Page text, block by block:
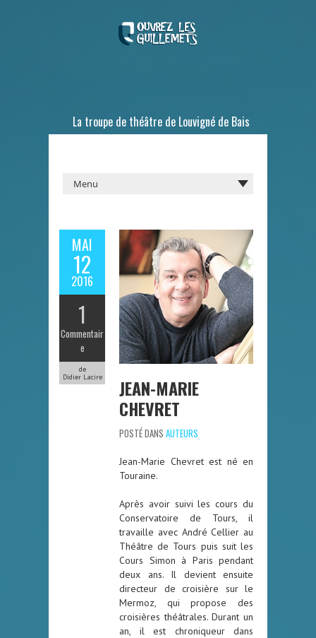
La troupe de théâtre de Louvigné de Bais
MAI
12
2016
1
Commentair
e
de
Didier Lacire
JEAN-MARIE
CHEVRET
POSTÉ DANS AUTEURS
Jean-Marie Chevret est né en
Touraine.
Après avoir suivi les cours du
Conservatoire de Tours, il
travaille avec André Cellier au
Théâtre de Tours puis suit les
Cours Simon à Paris pendant
deux ans. Il devient ensuite
directeur de croisière sur le
Mermoz, qui propose des
croisières théâtrales. Durant un
an, il est chroniqueur dans